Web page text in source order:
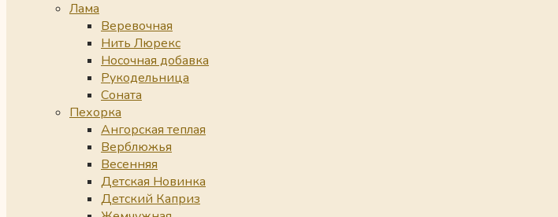
Лама
Веревочная
Нить Люрекс
Носочная добавка
Рукодельница
Соната
Пехорка
Ангорская теплая
Верблюжья
Весенняя
Детская Новинка
Детский Каприз